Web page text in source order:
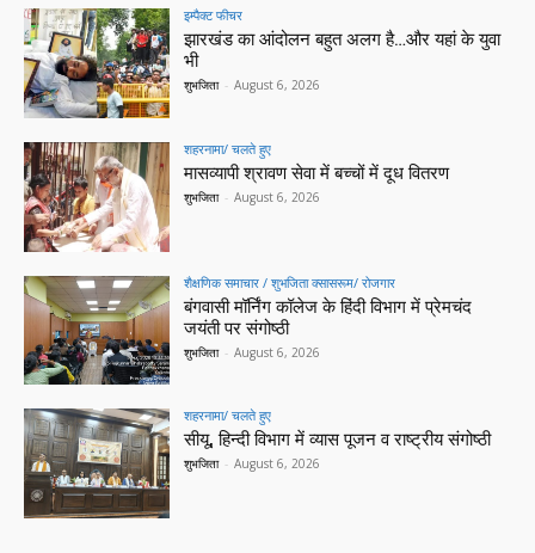
इम्पैक्ट फीचर
झारखंड का आंदोलन बहुत अलग है…और यहां के युवा
भी
शुभजिता - August 6, 2026
शहरनामा/ चलते हुए
मासव्यापी श्रावण सेवा में बच्चों में दूध वितरण
शुभजिता - August 6, 2026
शैक्षणिक समाचार / शुभजिता क्सासरूम/ रोजगार
बंगवासी मॉर्निंग कॉलेज के हिंदी विभाग में प्रेमचंद
जयंती पर संगोष्ठी
शुभजिता - August 6, 2026
शहरनामा/ चलते हुए
सीयू, हिन्दी विभाग में व्यास पूजन व राष्ट्रीय संगोष्ठी
शुभजिता - August 6, 2026